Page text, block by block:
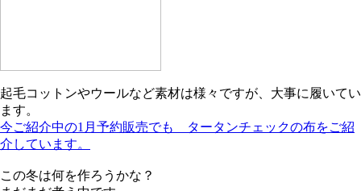
起毛コットンやウールなど素材は様々ですが、大事に履いてい
ます。
今ご紹介中の1月予約販売でも タータンチェックの布をご紹
介しています。
この冬は何を作ろうかな？